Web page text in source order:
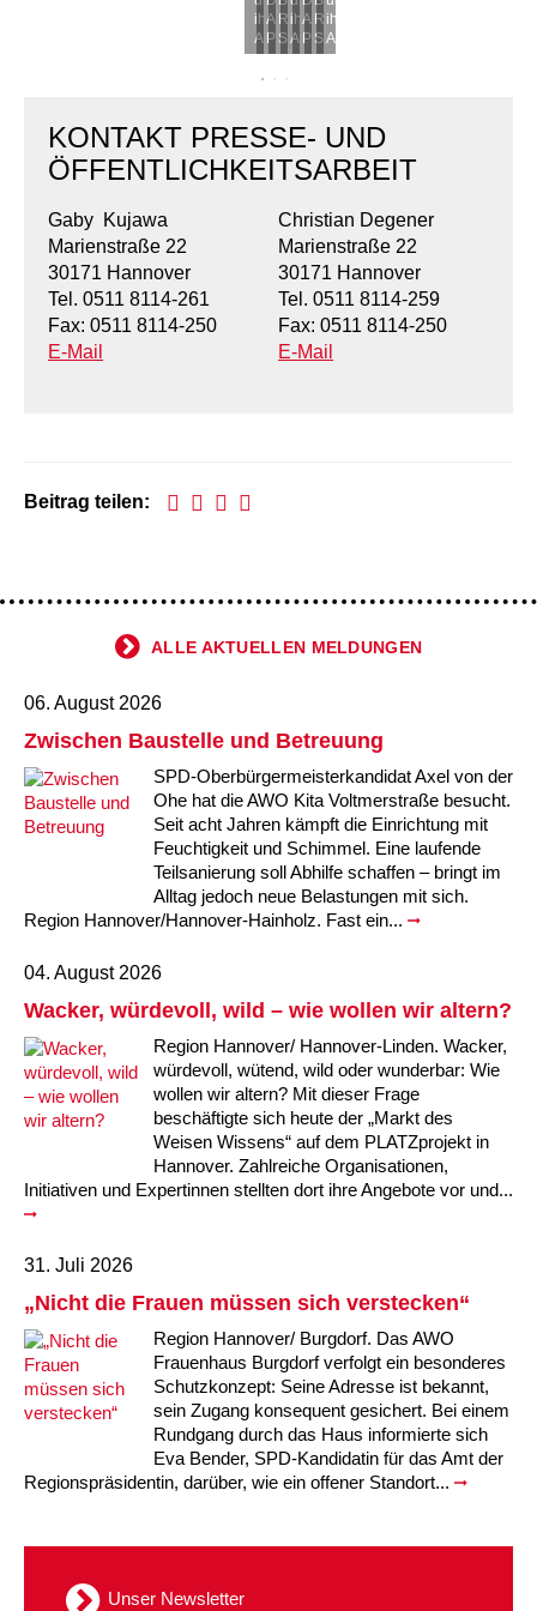
Kindertagesstätte Tresckowstraße
Kindertagesstätte Wiehbergstraße
ihre
Angehörigen.
Andreas
Philippi.
Rebecca
Schamber.
ihre
Angehörigen.
Andreas
Philippi.
Rebecca
Schamber.
ihre
Angehörigen.
KONTAKT PRESSE- UND
ÖFFENTLICHKEITSARBEIT
Gaby Kujawa
Marienstraße 22
30171 Hannover
Tel. 0511 8114-261
Fax: 0511 8114-250
E-Mail
Christian Degener
Marienstraße 22
30171 Hannover
Tel. 0511 8114-259
Fax: 0511 8114-250
E-Mail
Beitrag teilen:
ALLE AKTUELLEN MELDUNGEN
06. August 2026
Zwischen Baustelle und Betreuung
SPD-Oberbürgermeisterkandidat Axel von der
Ohe hat die AWO Kita Voltmerstraße besucht.
Seit acht Jahren kämpft die Einrichtung mit
Feuchtigkeit und Schimmel. Eine laufende
Teilsanierung soll Abhilfe schaffen – bringt im
Alltag jedoch neue Belastungen mit sich.
Region Hannover/Hannover-Hainholz. Fast ein...
04. August 2026
Wacker, würdevoll, wild – wie wollen wir altern?
Region Hannover/ Hannover-Linden. Wacker,
würdevoll, wütend, wild oder wunderbar: Wie
wollen wir altern? Mit dieser Frage
beschäftigte sich heute der „Markt des
Weisen Wissens“ auf dem PLATZprojekt in
Hannover. Zahlreiche Organisationen,
Initiativen und Expertinnen stellten dort ihre Angebote vor und...
31. Juli 2026
„Nicht die Frauen müssen sich verstecken“
Region Hannover/ Burgdorf. Das AWO
Frauenhaus Burgdorf verfolgt ein besonderes
Schutzkonzept: Seine Adresse ist bekannt,
sein Zugang konsequent gesichert. Bei einem
Rundgang durch das Haus informierte sich
Eva Bender, SPD-Kandidatin für das Amt der
Regionspräsidentin, darüber, wie ein offener Standort...
Unser Newsletter